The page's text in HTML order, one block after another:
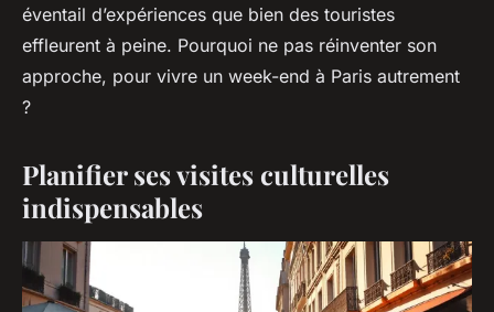
éventail d’expériences que bien des touristes
effleurent à peine. Pourquoi ne pas réinventer son
approche, pour vivre un week-end à Paris autrement
?
Planifier ses visites culturelles
indispensables